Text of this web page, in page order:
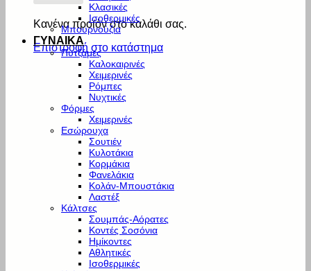
Κανένα προϊόν στο καλάθι σας.
Επιστροφή στο κατάστημα
Κλασικές
Ισοθερμικές
Μπουρνούζια
ΓΥΝΑΙΚΑ
Πυτζάμες
Καλοκαιρινές
Χειμερινές
Ρόμπες
Νυχτικές
Φόρμες
Χειμερινές
Εσώρουχα
Σουτιέν
Κυλοτάκια
Κορμάκια
Φανελάκια
Κολάν-Μπουστάκια
Λαστέξ
Κάλτσες
Σουμπάς-Αόρατες
Κοντές Σοσόνια
Ημίκοντες
Αθλητικές
Ισοθερμικές